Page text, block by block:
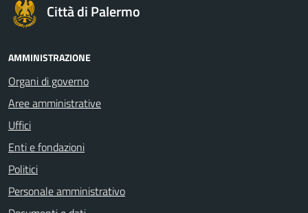
Città di Palermo
AMMINISTRAZIONE
Organi di governo
Aree amministrative
Uffici
Enti e fondazioni
Politici
Personale amministrativo